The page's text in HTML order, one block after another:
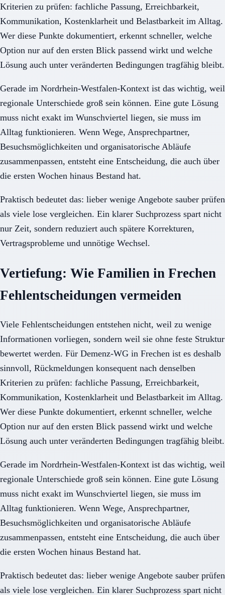
Kriterien zu prüfen: fachliche Passung, Erreichbarkeit,
Kommunikation, Kostenklarheit und Belastbarkeit im Alltag.
Wer diese Punkte dokumentiert, erkennt schneller, welche
Option nur auf den ersten Blick passend wirkt und welche
Lösung auch unter veränderten Bedingungen tragfähig bleibt.
Gerade im Nordrhein-Westfalen-Kontext ist das wichtig, weil
regionale Unterschiede groß sein können. Eine gute Lösung
muss nicht exakt im Wunschviertel liegen, sie muss im
Alltag funktionieren. Wenn Wege, Ansprechpartner,
Besuchsmöglichkeiten und organisatorische Abläufe
zusammenpassen, entsteht eine Entscheidung, die auch über
die ersten Wochen hinaus Bestand hat.
Praktisch bedeutet das: lieber wenige Angebote sauber prüfen
als viele lose vergleichen. Ein klarer Suchprozess spart nicht
nur Zeit, sondern reduziert auch spätere Korrekturen,
Vertragsprobleme und unnötige Wechsel.
Vertiefung: Wie Familien in Frechen
Fehlentscheidungen vermeiden
Viele Fehlentscheidungen entstehen nicht, weil zu wenige
Informationen vorliegen, sondern weil sie ohne feste Struktur
bewertet werden. Für Demenz-WG in Frechen ist es deshalb
sinnvoll, Rückmeldungen konsequent nach denselben
Kriterien zu prüfen: fachliche Passung, Erreichbarkeit,
Kommunikation, Kostenklarheit und Belastbarkeit im Alltag.
Wer diese Punkte dokumentiert, erkennt schneller, welche
Option nur auf den ersten Blick passend wirkt und welche
Lösung auch unter veränderten Bedingungen tragfähig bleibt.
Gerade im Nordrhein-Westfalen-Kontext ist das wichtig, weil
regionale Unterschiede groß sein können. Eine gute Lösung
muss nicht exakt im Wunschviertel liegen, sie muss im
Alltag funktionieren. Wenn Wege, Ansprechpartner,
Besuchsmöglichkeiten und organisatorische Abläufe
zusammenpassen, entsteht eine Entscheidung, die auch über
die ersten Wochen hinaus Bestand hat.
Praktisch bedeutet das: lieber wenige Angebote sauber prüfen
als viele lose vergleichen. Ein klarer Suchprozess spart nicht